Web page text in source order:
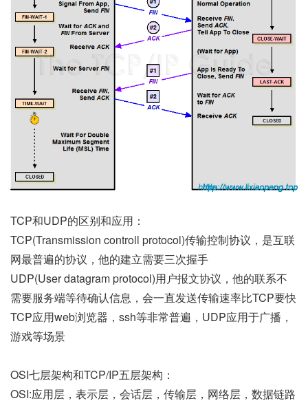
TCP和UDP的区别和应用：
TCP(Transmission controll protocol)传输控制协议，是互联
网最普遍的协议，他的建立需要三次握手
UDP(User datagram protocol)用户报文协议，他的联系不
需要服务端等待确认信息，会一直发送传输速率比TCP要快
TCP应用web浏览器，ssh等非常普遍，UDP应用于广播，
游戏等场景
OSI七层架构和TCP/IP五层架构：
OSI:应用层，表示层，会话层，传输层，网络层，数据链路